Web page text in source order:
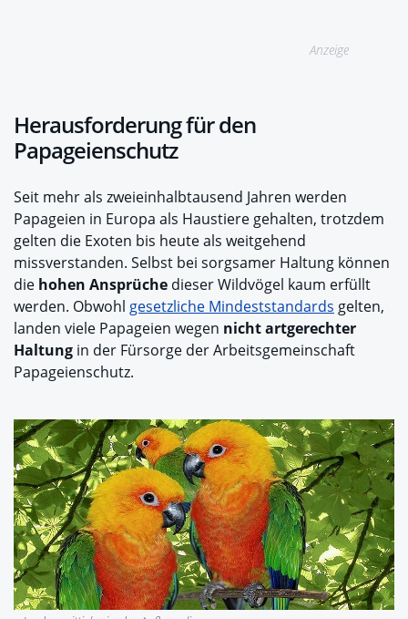
Anzeige
Herausforderung für den
Papageienschutz
Seit mehr als zweieinhalbtausend Jahren werden
Papageien in Europa als Haustiere gehalten, trotzdem
gelten die Exoten bis heute als weitgehend
missverstanden. Selbst bei sorgsamer Haltung können
die hohen Ansprüche dieser Wildvögel kaum erfüllt
werden. Obwohl gesetzliche Mindeststandards gelten,
landen viele Papageien wegen nicht artgerechter
Haltung in der Fürsorge der Arbeitsgemeinschaft
Papageienschutz.